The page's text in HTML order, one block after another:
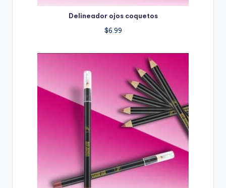
Delineador ojos coquetos
$6.99